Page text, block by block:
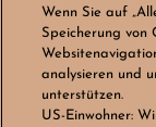
Wenn Sie auf
Speicherung von
analysieren und
unterstützen.
US-Einwohner: